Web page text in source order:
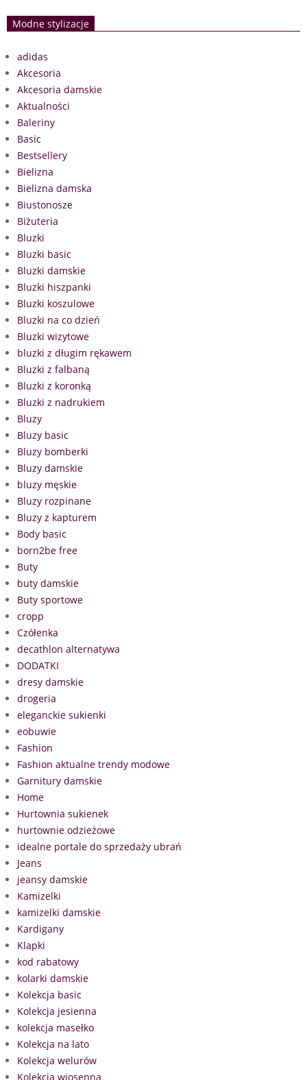
Modne stylizacje
adidas
Akcesoria
Akcesoria damskie
Aktualności
Baleriny
Basic
Bestsellery
Bielizna
Bielizna damska
Biustonosze
Biżuteria
Bluzki
Bluzki basic
Bluzki damskie
Bluzki hiszpanki
Bluzki koszulowe
Bluzki na co dzień
Bluzki wizytowe
bluzki z długim rękawem
Bluzki z falbaną
Bluzki z koronką
Bluzki z nadrukiem
Bluzy
Bluzy basic
Bluzy bomberki
Bluzy damskie
bluzy męskie
Bluzy rozpinane
Bluzy z kapturem
Body basic
born2be free
Buty
buty damskie
Buty sportowe
cropp
Czółenka
decathlon alternatywa
DODATKI
dresy damskie
drogeria
eleganckie sukienki
eobuwie
Fashion
Fashion aktualne trendy modowe
Garnitury damskie
Home
Hurtownia sukienek
hurtownie odzieżowe
idealne portale do sprzedaży ubrań
Jeans
jeansy damskie
Kamizelki
kamizelki damskie
Kardigany
Klapki
kod rabatowy
kolarki damskie
Kolekcja basic
Kolekcja jesienna
kolekcja masełko
Kolekcja na lato
Kolekcja welurów
Kolekcja wiosenna